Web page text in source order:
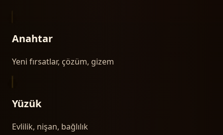
Anahtar
Yeni fırsatlar, çözüm, gizem
Yüzük
Evlilik, nişan, bağlılık